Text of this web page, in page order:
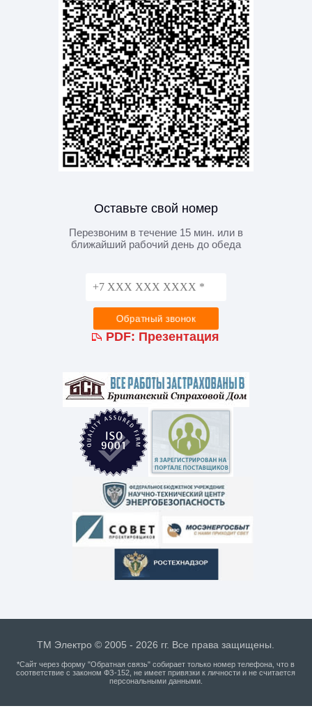
Оставьте свой номер
Перезвоним в течение 15 мин. или в
ближайший рабочий день до обеда
PDF: Презентация
ТМ Электро © 2005 - 2026 гг. Все права защищены.
*Сайт через форму "Обратная связь" собирает только номер телефона, что в
соответствие с законом ФЗ-152, не имеет привязки к личности и не считается
персональными данными.